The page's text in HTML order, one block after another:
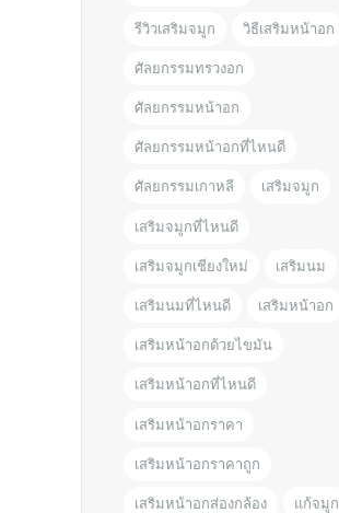
รีวิวเสริมจมูก วิธีเสริมหน้าอก
ศัลยกรรมทรวงอก
ศัลยกรรมหน้าอก
ศัลยกรรมหน้าอกที่ไหนดี
ศัลยกรรมเกาหลี เสริมจมูก
เสริมจมูกที่ไหนดี
เสริมจมูกเชียงใหม่ เสริมนม
เสริมนมที่ไหนดี เสริมหน้าอก
เสริมหน้าอกด้วยไขมัน
เสริมหน้าอกที่ไหนดี
เสริมหน้าอกราคา
เสริมหน้าอกราคาถูก
เสริมหน้าอกส่องกล้อง แก้จมูก